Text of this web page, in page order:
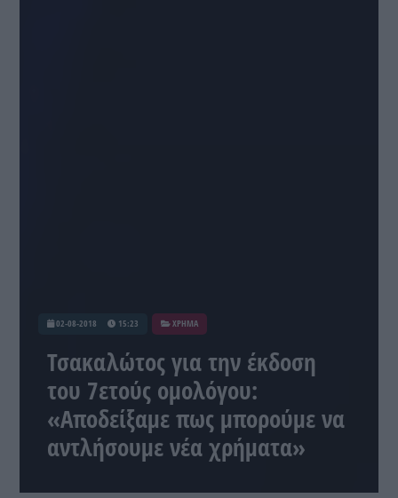
02-08-2018 15:23 ΧΡΗΜΑ
Τσακαλώτος για την έκδοση
του 7ετούς ομολόγου:
«Αποδείξαμε πως μπορούμε να
αντλήσουμε νέα χρήματα»